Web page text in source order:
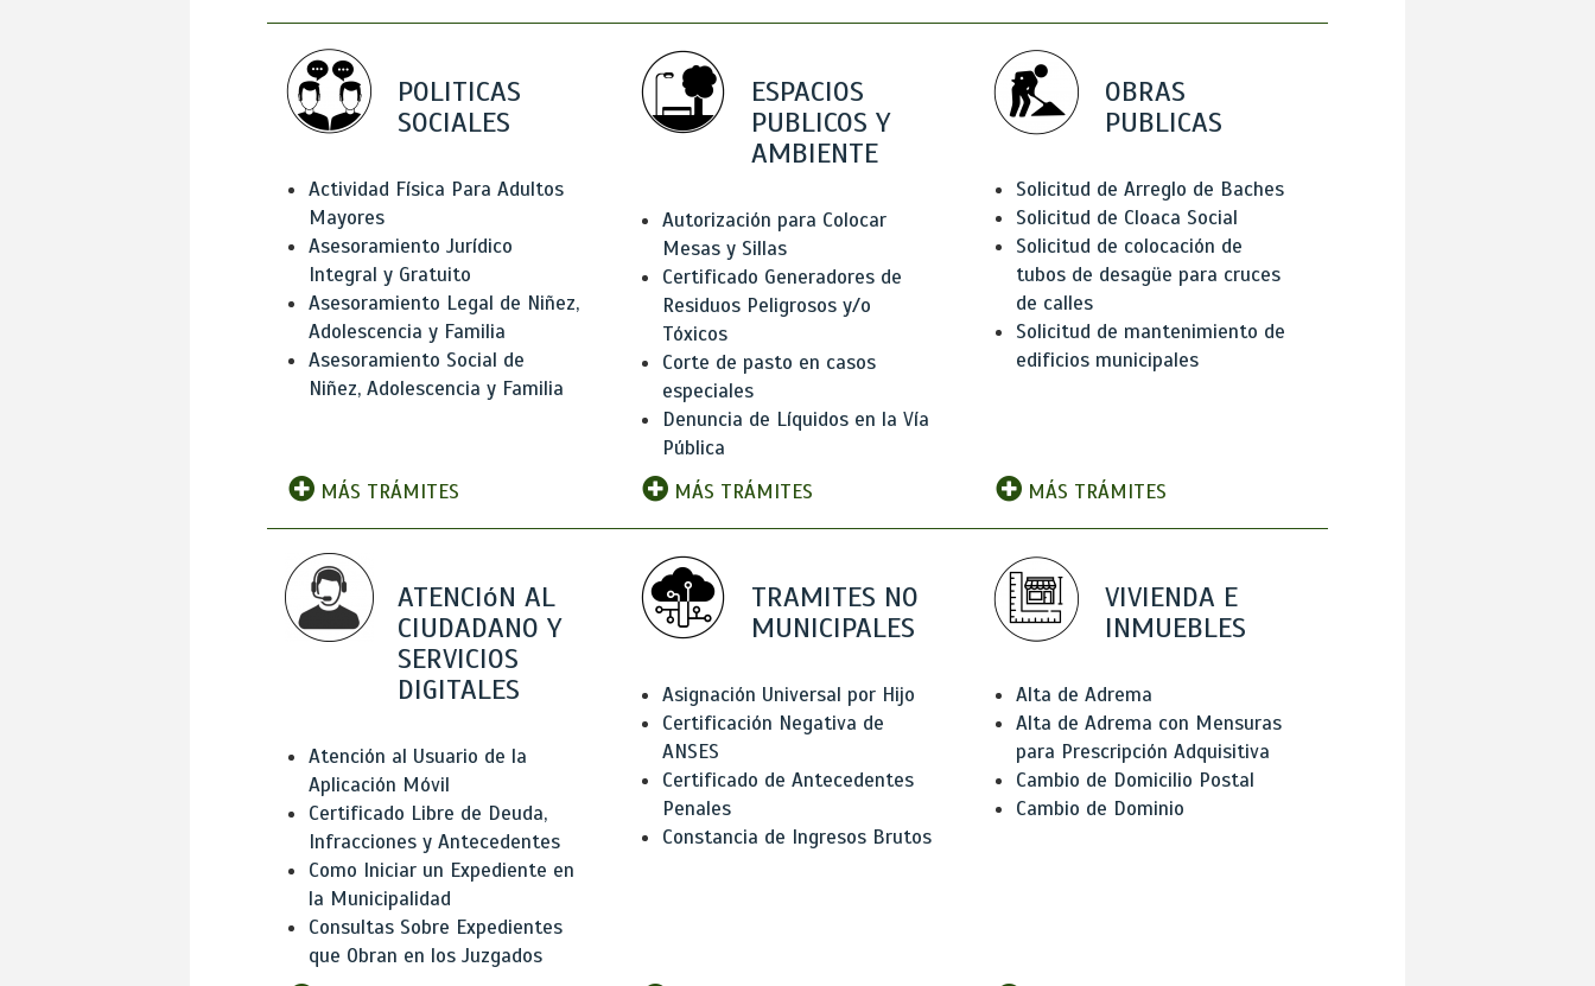
POLITICAS
SOCIALES
Actividad Física Para Adultos
Mayores
Asesoramiento Jurídico
Integral y Gratuito
Asesoramiento Legal de Niñez,
Adolescencia y Familia
Asesoramiento Social de
Niñez, Adolescencia y Familia
MÁS TRÁMITES
ESPACIOS
PUBLICOS Y
AMBIENTE
Autorización para Colocar
Mesas y Sillas
Certificado Generadores de
Residuos Peligrosos y/o
Tóxicos
Corte de pasto en casos
especiales
Denuncia de Líquidos en la Vía
Pública
MÁS TRÁMITES
OBRAS
PUBLICAS
Solicitud de Arreglo de Baches
Solicitud de Cloaca Social
Solicitud de colocación de
tubos de desagüe para cruces
de calles
Solicitud de mantenimiento de
edificios municipales
MÁS TRÁMITES
ATENCIóN AL
CIUDADANO Y
SERVICIOS
DIGITALES
Atención al Usuario de la
Aplicación Móvil
Certificado Libre de Deuda,
Infracciones y Antecedentes
Como Iniciar un Expediente en
la Municipalidad
Consultas Sobre Expedientes
que Obran en los Juzgados
TRAMITES NO
MUNICIPALES
Asignación Universal por Hijo
Certificación Negativa de
ANSES
Certificado de Antecedentes
Penales
Constancia de Ingresos Brutos
VIVIENDA E
INMUEBLES
Alta de Adrema
Alta de Adrema con Mensuras
para Prescripción Adquisitiva
Cambio de Domicilio Postal
Cambio de Dominio